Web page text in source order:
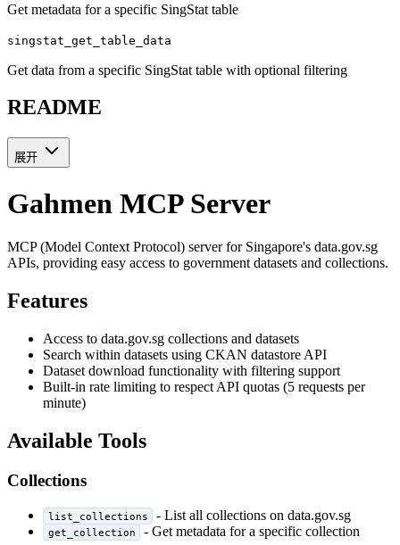
Get metadata for a specific SingStat table
singstat_get_table_data
Get data from a specific SingStat table with optional filtering
README
展开
Gahmen MCP Server
MCP (Model Context Protocol) server for Singapore's data.gov.sg
APIs, providing easy access to government datasets and collections.
Features
Access to data.gov.sg collections and datasets
Search within datasets using CKAN datastore API
Dataset download functionality with filtering support
Built-in rate limiting to respect API quotas (5 requests per
minute)
Available Tools
Collections
list_collections - List all collections on data.gov.sg
get_collection - Get metadata for a specific collection